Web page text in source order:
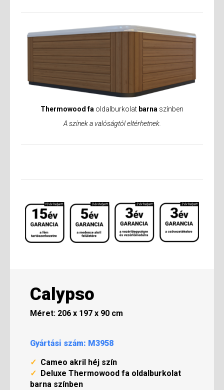
Thermowood fa oldalburkolat barna színben
A színek a valóságtól eltérhetnek.
Calypso
Méret: 206 x 197 x 90 cm
Gyártási szám: M3958
✓ Cameo akril héj szín
✓ Deluxe Thermowood fa oldalburkolat
barna színben